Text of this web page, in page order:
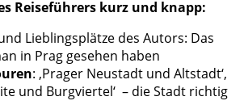
Reiseführers kurz und knapp:
Lieblingsplätze des Autors: Das
in Prag gesehen haben
: ‚Prager Neustadt und Altstadt‘,
und Burgviertel‘  – die Stadt richtig